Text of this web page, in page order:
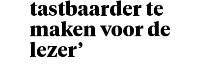
tastbaarder te
maken voor de
lezer’